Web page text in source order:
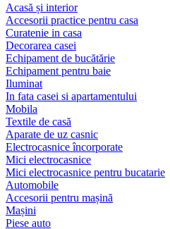
Acasă și interior
Accesorii practice pentru casa
Curatenie in casa
Decorarea casei
Echipament de bucătărie
Echipament pentru baie
Iluminat
In fata casei si apartamentului
Mobila
Textile de casă
Aparate de uz casnic
Electrocasnice încorporate
Mici electrocasnice
Mici electrocasnice pentru bucatarie
Automobile
Accesorii pentru mașină
Mașini
Piese auto